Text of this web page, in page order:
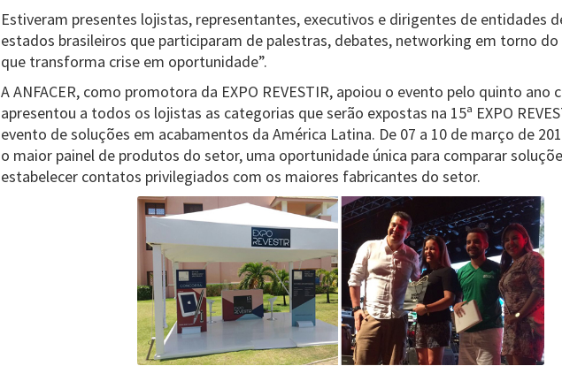
Estiveram presentes lojistas, representantes, executivos e dirigentes de entidades
estados brasileiros que participaram de palestras, debates, networking em torno
que transforma crise em oportunidade”.
A ANFACER, como promotora da EXPO REVESTIR, apoiou o evento pelo quinto ano
apresentou a todos os lojistas as categorias que serão expostas na 15ª EXPO
evento de soluções em acabamentos da América Latina. De 07 a 10 de março de
o maior painel de produtos do setor, uma oportunidade única para comparar
estabelecer contatos privilegiados com os maiores fabricantes do setor.